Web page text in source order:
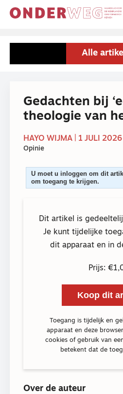
Alle
Gedachten bij
theologie van
HAYO WIJMA | 1 JULI 2026
Opinie
U moet u inloggen om dit
om toegang te krijgen.
Dit artikel is
Je kunt tijdelijke
dit apparaat en in
Prijs:
Koop dit
Toegang is tijdelijk en
apparaat en deze
cookies of gebruik van
betekent dat de
Over de auteur